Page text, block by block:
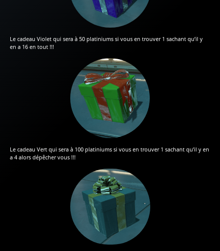
Le cadeau Violet qui sera à 50 platiniums si vous en trouver 1 sachant qu’il y
en a 16 en tout !!!
Le cadeau Vert qui sera à 100 platiniums si vous en trouver 1 sachant qu’il y en
a 4 alors dépêcher vous !!!